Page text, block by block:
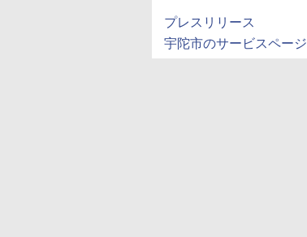
プレスリリース
宇陀市のサービスページ